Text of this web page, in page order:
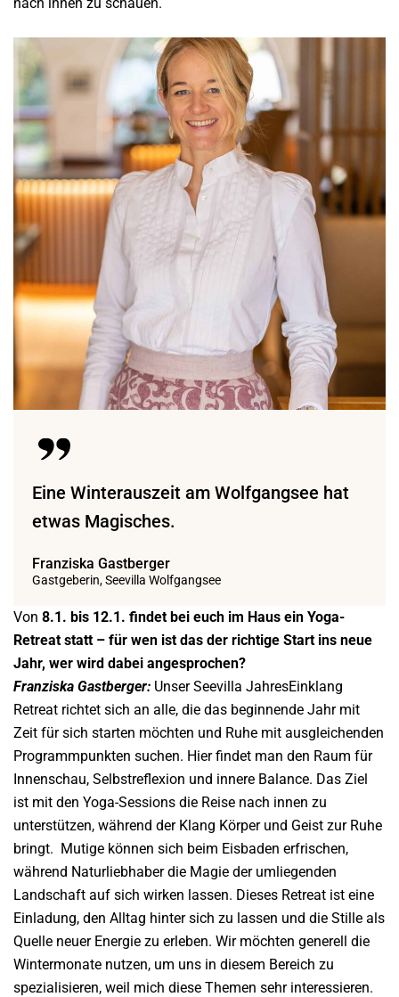
Eine Winterauszeit am Wolfgangsee hat
etwas Magisches.
Franziska Gastberger
Gastgeberin, Seevilla Wolfgangsee
Von 8.1. bis 12.1. findet bei euch im Haus ein Yoga-
Retreat statt – für wen ist das der richtige Start ins neue
Jahr, wer wird dabei angesprochen?
Franziska Gastberger: Unser Seevilla JahresEinklang
Retreat richtet sich an alle, die das beginnende Jahr mit
Zeit für sich starten möchten und Ruhe mit ausgleichenden
Programmpunkten suchen. Hier findet man den Raum für
Innenschau, Selbstreflexion und innere Balance. Das Ziel
ist mit den Yoga-Sessions die Reise nach innen zu
unterstützen, während der Klang Körper und Geist zur Ruhe
bringt. Mutige können sich beim Eisbaden erfrischen,
während Naturliebhaber die Magie der umliegenden
Landschaft auf sich wirken lassen. Dieses Retreat ist eine
Einladung, den Alltag hinter sich zu lassen und die Stille als
Quelle neuer Energie zu erleben. Wir möchten generell die
Wintermonate nutzen, um uns in diesem Bereich zu
spezialisieren, weil mich diese Themen sehr interessieren.